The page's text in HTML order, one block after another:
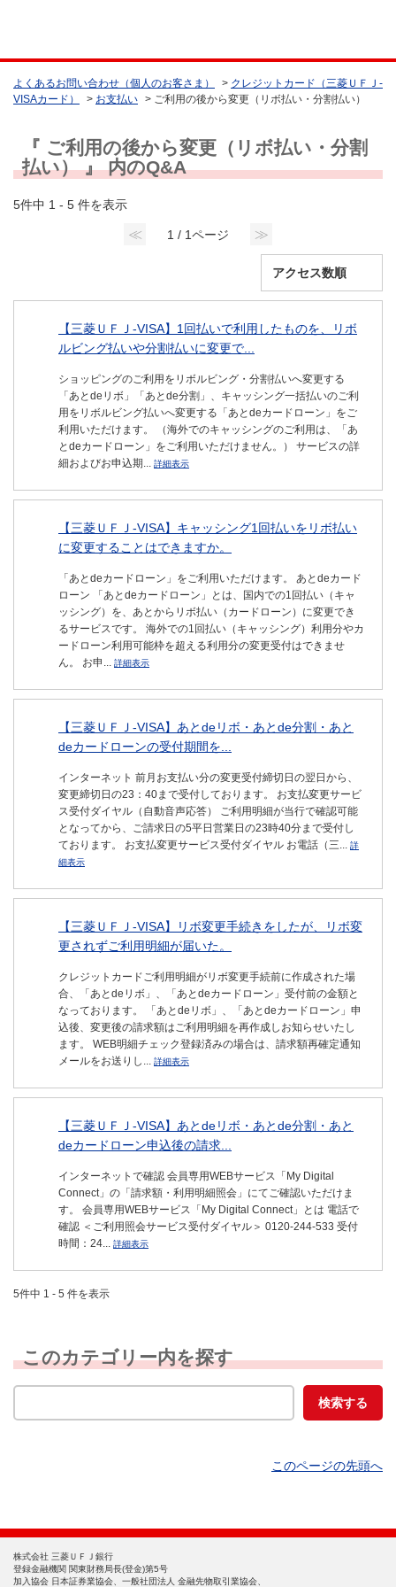
よくあるお問い合わせ（個人のお客さま） > クレジットカード（三菱ＵＦＪ-
VISAカード）
> お支払い > ご利用の後から変更（リボ払い・分割払い）
『 ご利用の後から変更（リボ払い・分割
払い） 』 内のQ&A
5件中 1 - 5 件を表示
≪ 1 / 1ページ ≫
【三菱ＵＦＪ-VISA】1回払いで利用したものを、リボ
ルビング払いや分割払いに変更で...
ショッピングのご利用をリボルビング・分割払いへ変更する
「あとdeリボ」「あとde分割」、キャッシング一括払いのご利
用をリボルビング払いへ変更する「あとdeカードローン」をご
利用いただけます。 （海外でのキャッシングのご利用は、「あ
とdeカードローン」をご利用いただけません。） サービスの詳
細およびお申込期... 詳細表示
【三菱ＵＦＪ-VISA】キャッシング1回払いをリボ払い
に変更することはできますか。
「あとdeカードローン」をご利用いただけます。 あとdeカード
ローン 「あとdeカードローン」とは、国内での1回払い（キャ
ッシング）を、あとからリボ払い（カードローン）に変更でき
るサービスです。 海外での1回払い（キャッシング）利用分やカ
ードローン利用可能枠を超える利用分の変更受付はできませ
ん。 お申... 詳細表示
【三菱ＵＦＪ-VISA】あとdeリボ・あとde分割・あと
deカードローンの受付期間を...
インターネット 前月お支払い分の変更受付締切日の翌日から、
変更締切日の23：40まで受付しております。 お支払変更サービ
ス受付ダイヤル（自動音声応答） ご利用明細が当行で確認可能
となってから、ご請求日の5平日営業日の23時40分まで受付し
ております。 お支払変更サービス受付ダイヤル お電話（三... 詳
細表示
【三菱ＵＦＪ-VISA】リボ変更手続きをしたが、リボ変
更されずご利用明細が届いた。
クレジットカードご利用明細がリボ変更手続前に作成された場
合、「あとdeリボ」、「あとdeカードローン」受付前の金額と
なっております。 「あとdeリボ」、「あとdeカードローン」申
込後、変更後の請求額はご利用明細を再作成しお知らせいたし
ます。 WEB明細チェック登録済みの場合は、請求額再確定通知
メールをお送りし... 詳細表示
【三菱ＵＦＪ-VISA】あとdeリボ・あとde分割・あと
deカードローン申込後の請求...
インターネットで確認 会員専用WEBサービス「My Digital
Connect」の「請求額・利用明細照会」にてご確認いただけま
す。 会員専用WEBサービス「My Digital Connect」とは 電話で
確認 ＜ご利用照会サービス受付ダイヤル＞ 0120-244-533 受付
時間：24... 詳細表示
5件中 1 - 5 件を表示
このカテゴリー内を探す
このページの先頭へ
株式会社 三菱ＵＦＪ銀行
登録金融機関 関東財務局長(登金)第5号
加入協会 日本証券業協会、一般社団法人 金融先物取引業協会、